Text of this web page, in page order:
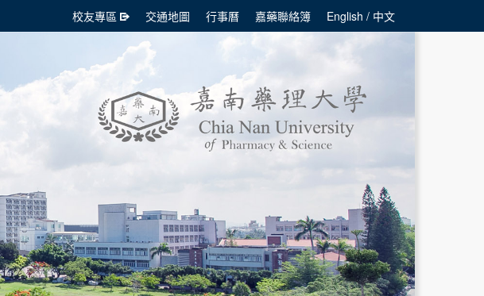
校友專區 交通地圖 行事曆 嘉藥聯絡簿 English / 中文